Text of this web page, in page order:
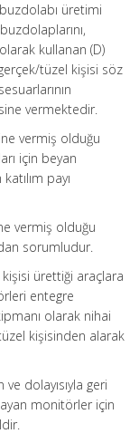
üretimi
kullanan (D)
tüzel kişisi söz
vermektedir.
vermiş olduğu
için beyan
payı
vermiş olduğu
sorumludur.
ürettiği araçlara
entegre
olarak nihai
kişisinden alarak
dolayısıyla geri
monitörler için